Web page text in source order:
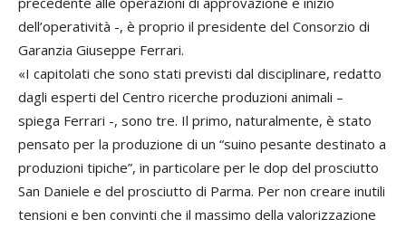
dell’operatività -, è proprio il presidente del Consorzio di
Garanzia Giuseppe Ferrari.
«I capitolati che sono stati previsti dal disciplinare, redatto
dagli esperti del Centro ricerche produzioni animali –
spiega Ferrari -, sono tre. Il primo, naturalmente, è stato
pensato per la produzione di un “suino pesante destinato a
produzioni tipiche”, in particolare per le dop del prosciutto
San Daniele e del prosciutto di Parma. Per non creare inutili
tensioni e ben convinti che il massimo della valorizzazione